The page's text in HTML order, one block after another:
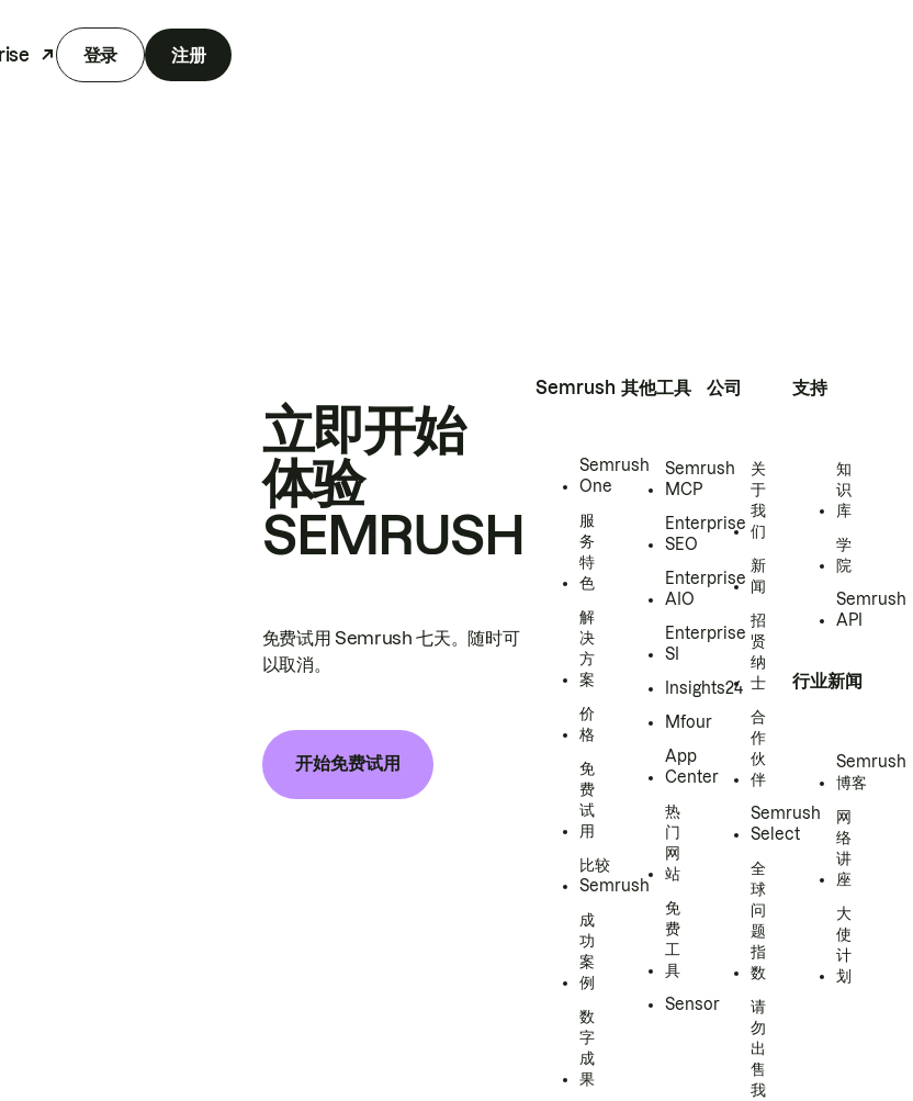
登录 注册
立即开始
体验
SEMRUSH
免费试用 Semrush 七天。随时可
以取消。
开始免费试用
Semrush
Semrush
One
服
务
特
色
解
决
方
案
价
格
免
费
试
用
比较
Semrush
成
功
案
例
数
字
成
果
其他工具
Semrush
MCP
Enterprise
SEO
Enterprise
AIO
Enterprise
SI
Insights24
Mfour
App
Center
热
门
网
站
免
费
工
具
Sensor
公司
关
于
我
们
新
闻
招
贤
纳
士
合
作
伙
伴
Semrush
Select
全
球
问
题
指
数
请
勿
出
售
我
支持
知
识
库
学
院
Semrush
API
行业新闻
Semrush
博客
网
络
讲
座
大
使
计
划